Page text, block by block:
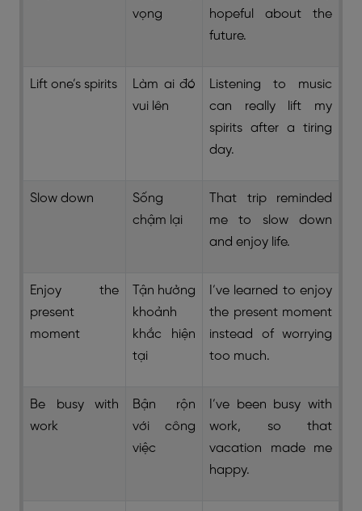
vọng
hopeful about the
future.
Lift one’s spirits
Làm ai đó
vui lên
Listening to music
can really lift my
spirits after a tiring
day.
Slow down
Sống
chậm lại
That trip reminded
me to slow down
and enjoy life.
Enjoy the
present
moment
Tận hưởng
khoảnh
khắc hiện
tại
I’ve learned to enjoy
the present moment
instead of worrying
too much.
Be busy with
work
Bận rộn
với công
việc
I’ve been busy with
work, so that
vacation made me
happy.